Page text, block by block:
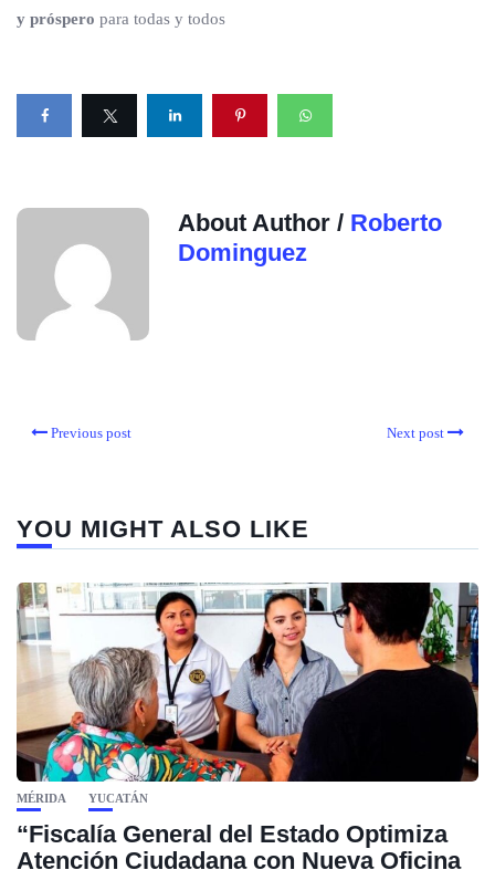
y próspero para todas y todos
About Author / Roberto
Dominguez
Previous post Next post
YOU MIGHT ALSO LIKE
MÉRIDA YUCATÁN
“Fiscalía General del Estado Optimiza
Atención Ciudadana con Nueva Oficina